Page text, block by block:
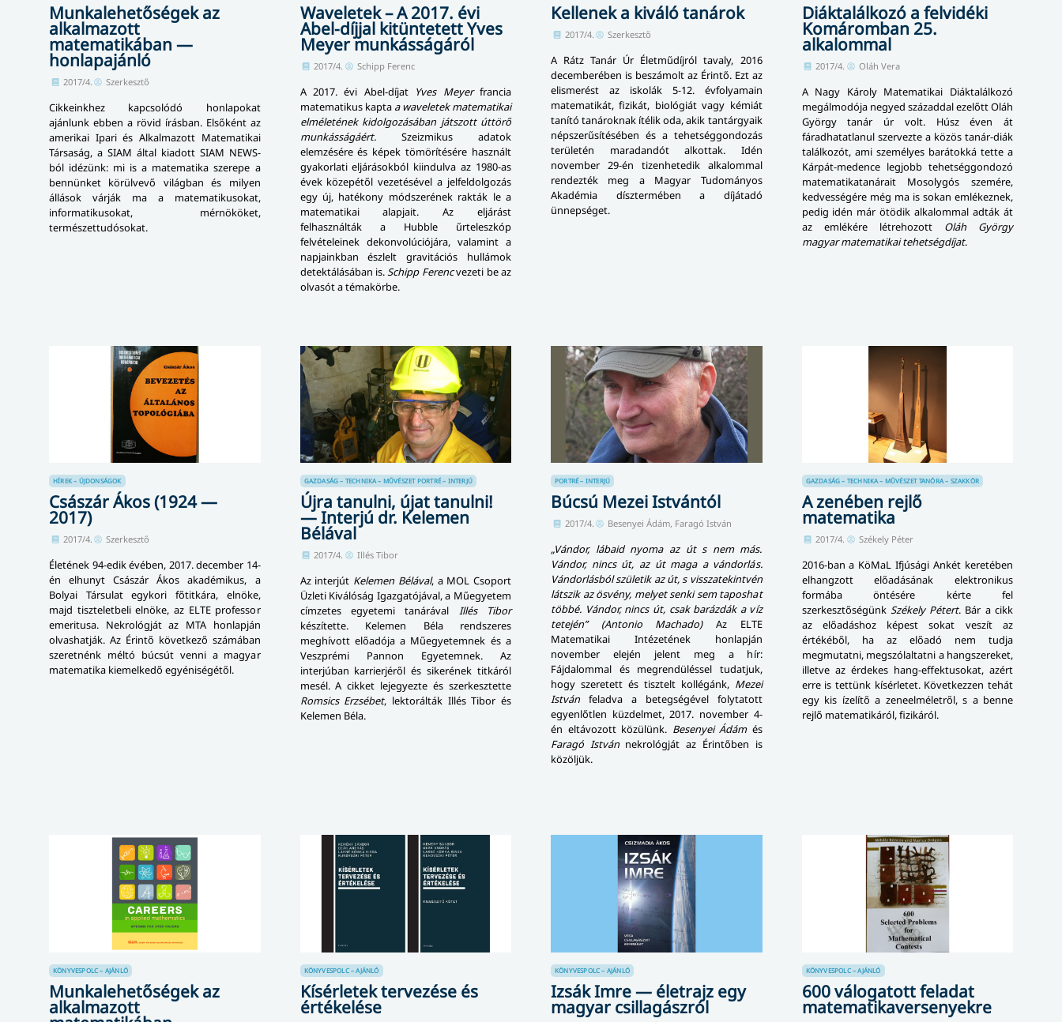
Munkalehetőségek az
alkalmazott
matematikában —
honlapajánló
2017/4. Szerkesztő
Cikkeinkhez kapcsolódó honlapokat
ajánlunk ebben a rövid írásban. Elsőként az
amerikai Ipari és Alkalmazott Matematikai
Társaság, a SIAM által kiadott SIAM NEWS-
ból idézünk: mi is a matematika szerepe a
bennünket körülvevő világban és milyen
állások várják ma a matematikusokat,
informatikusokat, mérnököket,
természettudósokat.
Waveletek – A 2017. évi
Abel-díjjal kitüntetett Yves
Meyer munkásságáról
2017/4. Schipp Ferenc
A 2017. évi Abel-díjat Yves Meyerfrancia
matematikus kapta a waveletek matematikai
elméletének kidolgozásában játszott úttörő
munkásságáért.Szeizmikus adatok
elemzésére és képek tömörítésére használt
gyakorlati eljárásokból kiindulva az 1980-as
évek közepétől vezetésével a jelfeldolgozás
egy új, hatékony módszerének rakták le a
matematikai alapjait. Az eljárást
felhasználták a Hubble űrteleszkóp
felvételeinek dekonvolúciójára, valamint a
napjainkban észlelt gravitációs hullámok
detektálásában is.Schipp Ferencvezeti be az
olvasót a témakörbe.
Kellenek a kiváló tanárok
2017/4. Szerkesztő
A Rátz Tanár Úr Életműdíjról tavaly, 2016
decemberében is beszámolt az Érintő. Ezt az
elismerést az iskolák 5-12. évfolyamain
matematikát, fizikát, biológiát vagy kémiát
tanító tanároknak ítélik oda, akik tantárgyaik
népszerűsítésében és a tehetséggondozás
területén maradandót alkottak. Idén
november 29-én tizenhetedik alkalommal
rendezték meg a Magyar Tudományos
Akadémia dísztermében a díjátadó
ünnepséget.
Diáktalálkozó a felvidéki
Komáromban 25.
alkalommal
2017/4. Oláh Vera
A Nagy Károly Matematikai Diáktalálkozó
megálmodója negyed századdal ezelőtt Oláh
György tanár úr volt. Húsz éven át
fáradhatatlanul szervezte a közös tanár-diák
találkozót, ami személyes barátokká tette a
Kárpát-medence legjobb tehetséggondozó
matematikatanárait Mosolygós szemére,
kedvességére még ma is sokan emlékeznek,
pedig idén már ötödik alkalommal adták át
az emlékére létrehozott Oláh György
magyar matematikai tehetségdíjat.
HÍREK – ÚJDONSÁGOK
Császár Ákos (1924 —
2017)
2017/4. Szerkesztő
Életének 94-edik évében, 2017. december 14-
én elhunyt Császár Ákos akadémikus, a
Bolyai Társulat egykori főtitkára, elnöke,
majd tiszteletbeli elnöke, az ELTE professor
emeritusa. Nekrológját az MTA honlapján
olvashatják. Az Érintő következő számában
szeretnénk méltó búcsút venni a magyar
matematika kiemelkedő egyéniségétől.
GAZDASÁG – TECHNIKA – MŰVÉSZET PORTRÉ – INTERJÚ
Újra tanulni, újat tanulni!
— Interjú dr. Kelemen
Bélával
2017/4. Illés Tibor
Az interjút Kelemen Bélával, a MOL Csoport
Üzleti Kiválóság Igazgatójával, a Műegyetem
címzetes egyetemi tanárával Illés Tibor
készítette. Kelemen Béla rendszeres
meghívott előadója a Műegyetemnek és a
Veszprémi Pannon Egyetemnek. Az
interjúban karrierjéről és sikerének titkáról
mesél. A cikket lejegyezte és szerkesztette
Romsics Erzsébet, lektorálták Illés Tibor és
Kelemen Béla.
PORTRÉ – INTERJÚ
Búcsú Mezei Istvántól
2017/4. Besenyei Ádám, Faragó István
„Vándor, lábaid nyoma az út s nem más.
Vándor, nincs út, az út maga a vándorlás.
Vándorlásból születik az út, s visszatekintvén
látszik az ösvény, melyet senki sem taposhat
többé. Vándor, nincs út, csak barázdák a víz
tetején” (Antonio Machado)Az ELTE
Matematikai Intézetének honlapján
november elején jelent meg a hír:
Fájdalommal és megrendüléssel tudatjuk,
hogy szeretett és tisztelt kollégánk, Mezei
István feladva a betegségével folytatott
egyenlőtlen küzdelmet, 2017. november 4-
én eltávozott közülünk. Besenyei Ádámés
Faragó Istvánnekrológját az Érintőben is
közöljük.
GAZDASÁG – TECHNIKA – MŰVÉSZET TANÓRA – SZAKKÖR
A zenében rejlő
matematika
2017/4. Székely Péter
2016-ban a KöMaL Ifjúsági Ankét keretében
elhangzott előadásának elektronikus
formába öntésére kérte fel
szerkesztőségünk Székely Pétert. Bár a cikk
az előadáshoz képest sokat veszít az
értékéből, ha az előadó nem tudja
megmutatni, megszólaltatni a hangszereket,
illetve az érdekes hang-effektusokat, azért
erre is tettünk kísérletet. Következzen tehát
egy kis ízelítő a zeneelméletről, s a benne
rejlő matematikáról, fizikáról.
KÖNYVESPOLC – AJÁNLÓ
Munkalehetőségek az
alkalmazott
KÖNYVESPOLC – AJÁNLÓ
Kísérletek tervezése és
értékelése
KÖNYVESPOLC – AJÁNLÓ
Izsák Imre — életrajz egy
magyar csillagászról
KÖNYVESPOLC – AJÁNLÓ
600 válogatott feladat
matematika­versenyekre